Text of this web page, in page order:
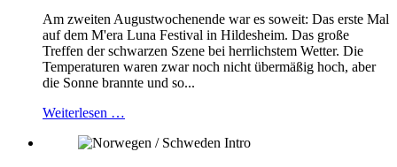
Am zweiten Augustwochenende war es soweit: Das erste Mal
auf dem M'era Luna Festival in Hildesheim. Das große
Treffen der schwarzen Szene bei herrlichstem Wetter. Die
Temperaturen waren zwar noch nicht übermäßig hoch, aber
die Sonne brannte und so...
Weiterlesen …